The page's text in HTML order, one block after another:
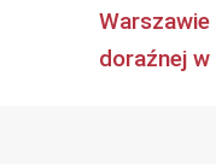
doraźnej